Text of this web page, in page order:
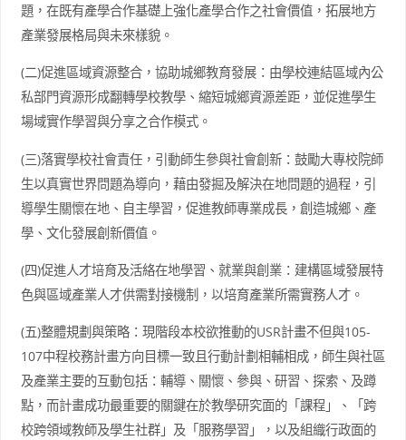
題，在既有產學合作基礎上強化產學合作之社會價值，拓展地方
產業發展格局與未來樣貌。
(二)促進區域資源整合，協助城鄉教育發展：由學校連結區域內公
私部門資源形成翻轉學校教學、縮短城鄉資源差距，並促進學生
場域實作學習與分享之合作模式。
(三)落實學校社會責任，引動師生參與社會創新：鼓勵大專校院師
生以真實世界問題為導向，藉由發掘及解決在地問題的過程，引
導學生關懷在地、自主學習，促進教師專業成長，創造城鄉、產
學、文化發展創新價值。
(四)促進人才培育及活絡在地學習、就業與創業：建構區域發展特
色與區域產業人才供需對接機制，以培育產業所需實務人才。
(五)整體規劃與策略：現階段本校欲推動的USR計畫不但與105-
107中程校務計畫方向目標一致且行動計劃相輔相成，師生與社區
及產業主要的互動包括：輔導、關懷、參與、研習、探索、及蹲
點，而計畫成功最重要的關鍵在於教學研究面的「課程」、「跨
校跨領域教師及學生社群」及「服務學習」，以及組織行政面的